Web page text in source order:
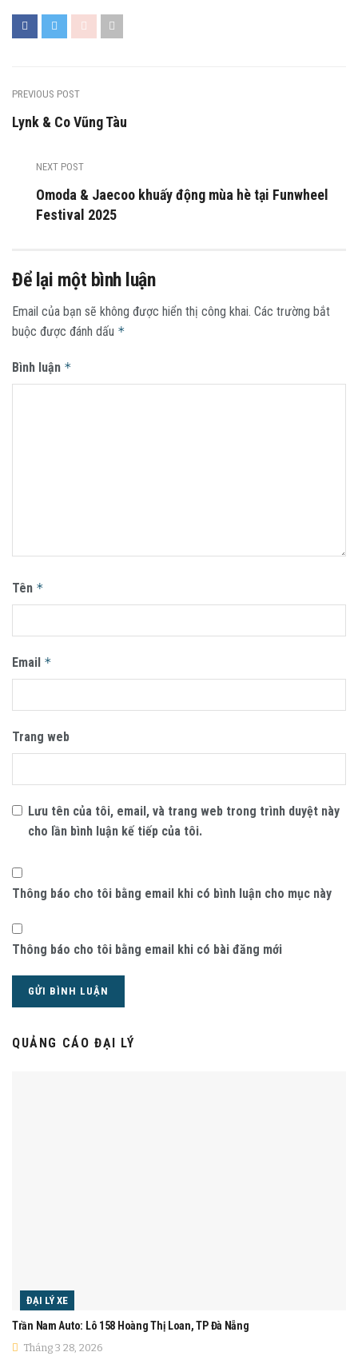
PREVIOUS POST
Lynk & Co Vũng Tàu
NEXT POST
Omoda & Jaecoo khuấy động mùa hè tại Funwheel
Festival 2025
Để lại một bình luận
Email của bạn sẽ không được hiển thị công khai. Các trường bắt
buộc được đánh dấu *
Bình luận *
Tên *
Email *
Trang web
Lưu tên của tôi, email, và trang web trong trình duyệt này
cho lần bình luận kế tiếp của tôi.
Thông báo cho tôi bằng email khi có bình luận cho mục này
Thông báo cho tôi bằng email khi có bài đăng mới
QUẢNG CÁO ĐẠI LÝ
ĐẠI LÝ XE
Trần Nam Auto: Lô 158 Hoàng Thị Loan, TP Đà Nẵng
Tháng 3 28, 2026